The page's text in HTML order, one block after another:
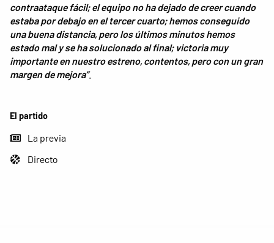
El partido
La previa
Directo
contraataque fácil; el equipo no ha dejado de creer cuando
estaba por debajo en el tercer cuarto; hemos conseguido
una buena distancia, pero los últimos minutos hemos
estado mal y se ha solucionado al final; victoria muy
importante en nuestro estreno, contentos, pero con un gran
margen de mejora”.